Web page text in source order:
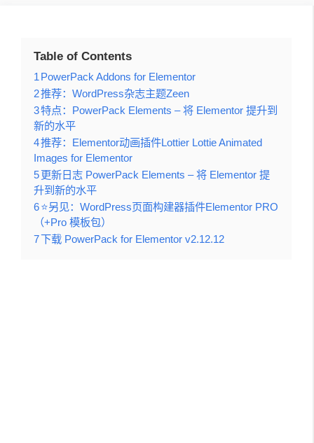
Table of Contents
1 PowerPack Addons for Elementor
2推荐：WordPress杂志主题Zeen
3特点：PowerPack Elements – 将 Elementor 提升到
新的水平
4推荐：Elementor动画插件Lottier Lottie Animated
Images for Elementor
5更新日志 PowerPack Elements – 将 Elementor 提
升到新的水平
6⭐另见：WordPress页面构建器插件Elementor PRO
（+Pro 模板包）
7下载 PowerPack for Elementor v2.12.12